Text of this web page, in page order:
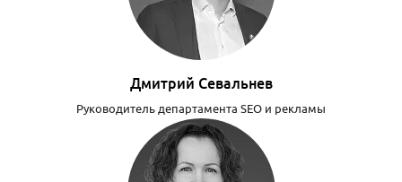
Дмитрий Севальнев
Руководитель департамента SEO и рекламы